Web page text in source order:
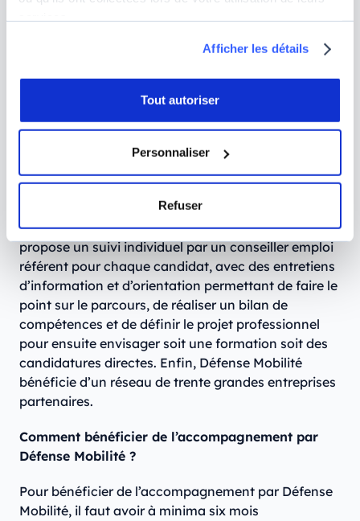
Afficher les détails
Tout autoriser
Personnaliser
Refuser
C’est quoi Défense Mobilité ?Défense Mobilité est
un bureau de reconversion militaire qui
mais aussi la transition du personnel civil des
armées, ou des conjoints de professionnels de
l’armée.
Ce service est déployé sur le territoire via ses 80
agences de reconversion pour les militaires. Il
propose un suivi individuel par un conseiller emploi
référent pour chaque candidat, avec des entretiens
d’information et d’orientation permettant de faire le
point sur le parcours, de réaliser un bilan de
compétences et de définir le projet professionnel
pour ensuite envisager soit une formation soit des
candidatures directes. Enfin, Défense Mobilité
bénéficie d’un réseau de trente grandes entreprises
partenaires.
Comment bénéficier de l’accompagnement par
Défense Mobilité ?
Pour bénéficier de l’accompagnement par Défense
Mobilité, il faut avoir à minima six mois